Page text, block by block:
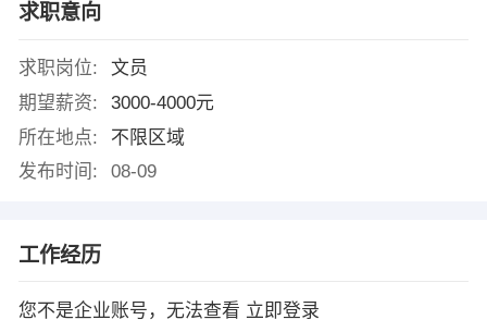
求职意向
求职岗位:
文员
期望薪资:
3000-4000元
所在地点:
不限区域
发布时间:
08-09
工作经历
您不是企业账号，无法查看 立即登录